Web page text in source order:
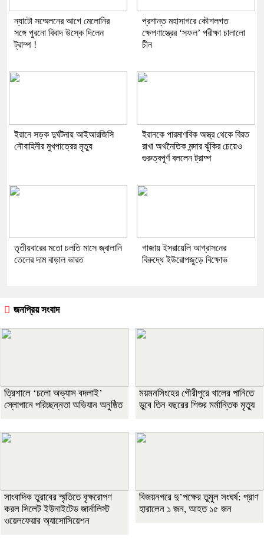
ন্যাটো সম্মেলনের আগে মেলোনির
সঙ্গে পুরনো বিবাদ উস্কে দিলেন
ট্রাম্প !
প্রশান্ত মহাসাগরে কৌশলগত
ক্ষেপণাস্ত্রের ‘সফল’ পরীক্ষা চালালো
চীন
ইরানে সড়ক দুর্ঘটনায় আইআরজিসি
নৌবাহিনীর মুখপাত্রের মৃত্যু
ইরানকে পারমাণবিক অস্ত্র থেকে বিরত
রাখা অর্থনৈতিক মন্দার ঝুঁকির চেয়েও
গুরুত্বপূর্ণ বললেন ট্রাম্প
তৃতীয়বারের মতো চলতি মাসে জ্বালানি
তেলের দাম বাড়াল ভারত
গাজায় ইসরায়েলি আগ্রাসনের
বিরুদ্ধে ইউরোপজুড়ে বিক্ষোভ
জনপ্রিয় সংবাদ
‎ত্রিশালে ‘চলো অভ্যাস বদলাই’
স্লোগানে পরিচ্ছন্নতা অভিযান অনুষ্ঠিত
ময়মনসিংহের গৌরীপুরে খালের পানিতে
ডুবে তিন বছরের শিশুর মর্মান্তিক মৃত্যু
সাংবাদিক তুরাবের স্মৃতিতে বৃক্ষরোপণ
করল সিলেট ইউনাইটেড জার্নালিস্ট
ওয়েলফেয়ার অ্যাসোসিয়েশন
বিজয়নগরে দু’পক্ষের তুমুল সংঘর্ষ: প্রাণ
হারালেন ১ জন, আহত ১৫ জন